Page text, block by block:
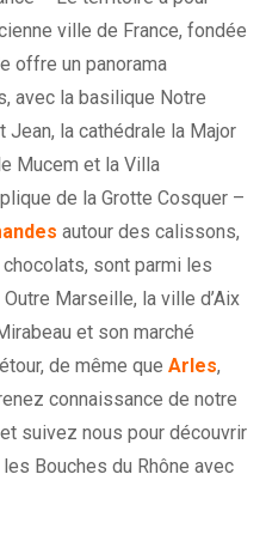
ville de France, fondée
offre un panorama
avec la basilique Notre
Jean, la cathédrale la Major
Mucem et la Villa
de la Grotte Cosquer –
autour des calissons,
sont parmi les
Marseille, la ville d’Aix
et son marché
de même que Arles,
connaissance de notre
suivez nous pour découvrir
Bouches du Rhône avec